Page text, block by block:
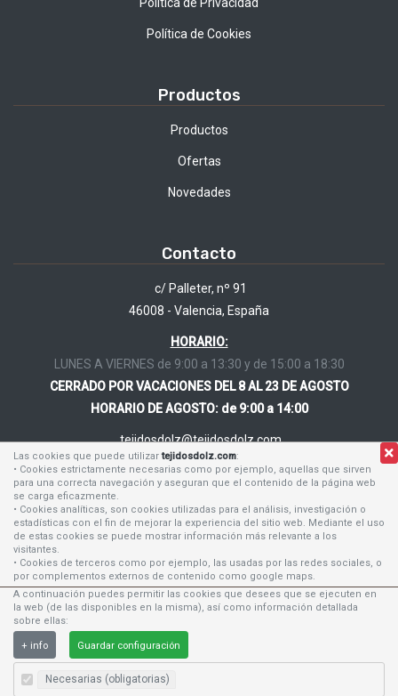
Las cookies que puede utilizartejidosdolz.com:
• Cookies estrictamente necesarias como por ejemplo, aquellas que sirven
para una correcta navegación y aseguran que el contenido de la página web
se carga eficazmente.
• Cookies analíticas, son cookies utilizadas para el análisis, investigación o
estadísticas con el fin de mejorar la experiencia del sitio web. Mediante el uso
de estas cookies se puede mostrar información más relevante a los
visitantes.
• Cookies de terceros como por ejemplo, las usadas por las redes sociales, o
por complementos externos de contenido como google maps.
A continuación puedes permitir las cookies que desees que se ejecuten en
la web (de las disponibles en la misma), así como información detallada
sobre ellas:
+ info Guardar configuración
Necesarias (obligatorias)
Política de Cookies
Productos
Productos
Ofertas
Novedades
Contacto
c/ Palleter, nº 91
46008 - Valencia, España
HORARIO:
LUNES A VIERNES de 9:00 a 13:30 y de 15:00 a 18:30
CERRADO POR VACACIONES DEL 8 AL 23 DE AGOSTO
HORARIO DE AGOSTO: de 9:00 a 14:00
tejidosdolz@tejidosdolz.com
96 384 62 24
630 168 464
Tejidos Dolz S.L. Tu tienda de confianza en Valencia
©2026